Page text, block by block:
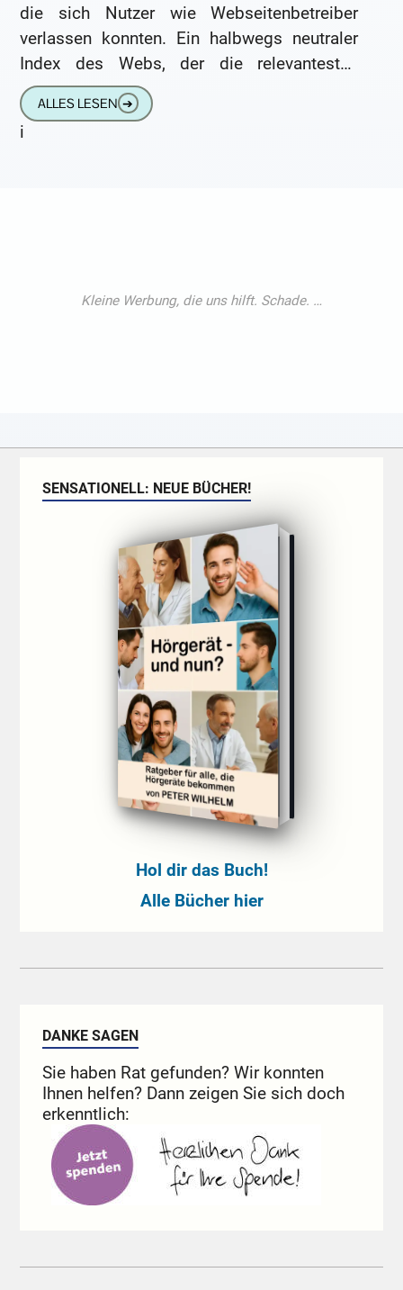
die sich Nutzer wie Webseitenbetreiber
verlassen konnten. Ein halbwegs neutraler
Index des Webs, der die relevantesten
Inhalte nach oben spülte und damit kleinen
wie
ALLES LESEN ➔
i
SENSATIONELL: NEUE BÜCHER!
Hol dir das Buch!
Alle Bücher hier
DANKE SAGEN
Sie haben Rat gefunden? Wir konnten
Ihnen helfen? Dann zeigen Sie sich doch
erkenntlich: